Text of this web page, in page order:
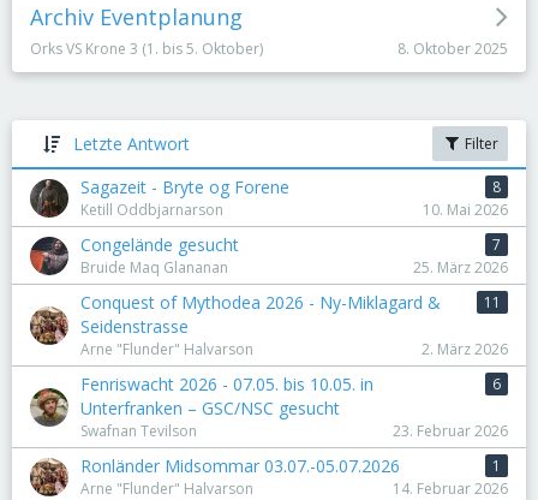
Archiv Eventplanung
Orks VS Krone 3 (1. bis 5. Oktober) 8. Oktober 2025
Letzte Antwort Filter
Sagazeit - Bryte og Forene
8
Ketill Oddbjarnarson
10. Mai 2026
Congelände gesucht
7
Bruide Maq Glananan
25. März 2026
Conquest of Mythodea 2026 - Ny-Miklagard &
Seidenstrasse
11
Arne "Flunder" Halvarson 2. März 2026
Fenriswacht 2026 - 07.05. bis 10.05. in
Unterfranken – GSC/NSC gesucht
6
Swafnan Tevilson 23. Februar 2026
Ronländer Midsommar 03.07.-05.07.2026
1
Arne "Flunder" Halvarson
14. Februar 2026